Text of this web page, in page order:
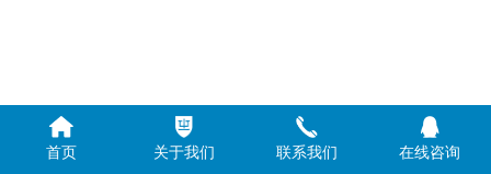
首页 关于我们 联系我们 在线咨询